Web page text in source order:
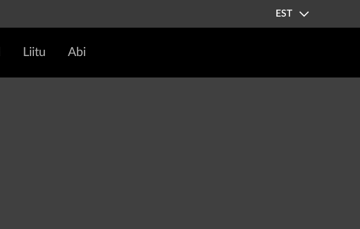
EST
Liitu Abi